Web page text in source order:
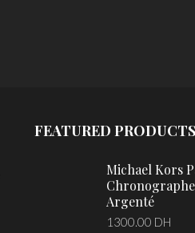
FEATURED PRODUCTS
Michael Kors
Argenté
1300.00 DH